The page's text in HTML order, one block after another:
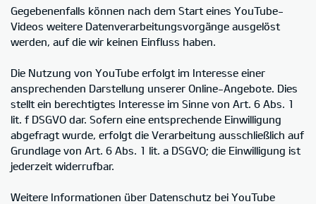
Gegebenenfalls können nach dem Start eines YouTube-
Videos weitere Datenverarbeitungsvorgänge ausgelöst
werden, auf die wir keinen Einfluss haben.
Die Nutzung von YouTube erfolgt im Interesse einer
ansprechenden Darstellung unserer Online-Angebote. Dies
stellt ein berechtigtes Interesse im Sinne von Art. 6 Abs. 1
lit. f DSGVO dar. Sofern eine entsprechende Einwilligung
abgefragt wurde, erfolgt die Verarbeitung ausschließlich auf
Grundlage von Art. 6 Abs. 1 lit. a DSGVO; die Einwilligung ist
jederzeit widerrufbar.
Weitere Informationen über Datenschutz bei YouTube